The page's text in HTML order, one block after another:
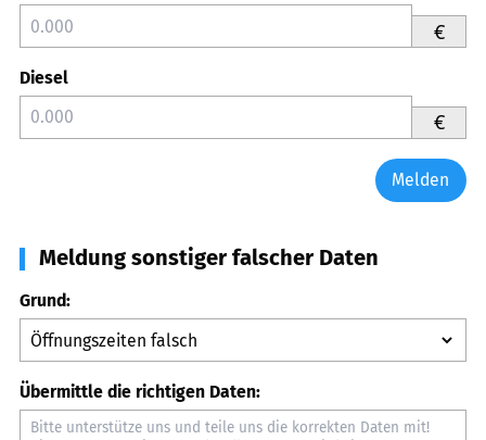
€
Diesel
€
Melden
Meldung sonstiger falscher Daten
Grund:
Übermittle die richtigen Daten: